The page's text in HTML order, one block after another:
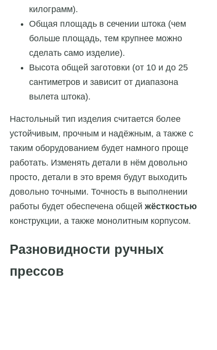
килограмм).
Общая площадь в сечении штока (чем
больше площадь, тем крупнее можно
сделать само изделие).
Высота общей заготовки (от 10 и до 25
сантиметров и зависит от диапазона
вылета штока).
Настольный тип изделия считается более
устойчивым, прочным и надёжным, а также с
таким оборудованием будет намного проще
работать. Изменять детали в нём довольно
просто, детали в это время будут выходить
довольно точными. Точность в выполнении
работы будет обеспечена общей жёсткостью
конструкции, а также монолитным корпусом.
Разновидности ручных
прессов